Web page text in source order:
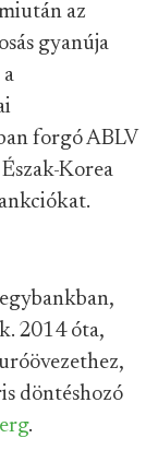
az
gyanúja
forgó ABLV
Korea
2014 óta,
döntéshozó
.